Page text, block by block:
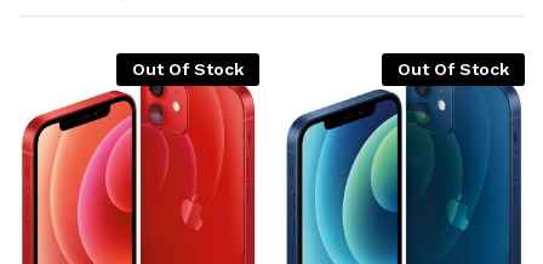
Out Of Stock Out Of Stock